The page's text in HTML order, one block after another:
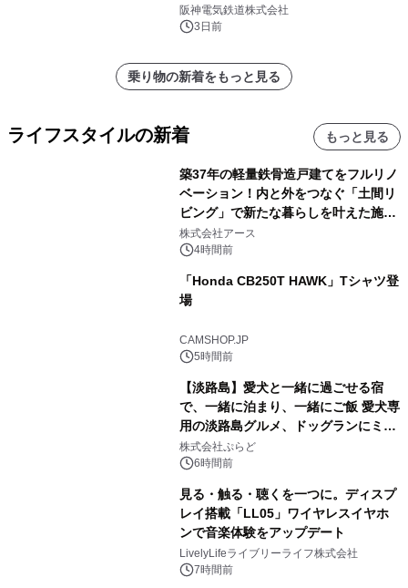
発売決定！
阪神電気鉄道株式会社
3日前
乗り物の新着をもっと見る
ライフスタイルの新着 もっと見る
築37年の軽量鉄骨造戸建てをフルリノ
ベーション！内と外をつなぐ「土間リ
ビング」で新たな暮らしを叶えた施工
事例を株式会社アースが公開
株式会社アース
4時間前
「Honda CB250T HAWK」Tシャツ登
場
CAMSHOP.JP
5時間前
【淡路島】愛犬と一緒に過ごせる宿
で、一緒に泊まり、一緒にご飯 愛犬専
用の淡路島グルメ、ドッグランにミニ
プール グランピングとトレーラーハウ
スの2施設で
株式会社ぷらど
6時間前
見る・触る・聴くを一つに。ディスプ
レイ搭載「LL05」ワイヤレスイヤホ
ンで音楽体験をアップデート
LivelyLifeライブリーライフ株式会社
7時間前